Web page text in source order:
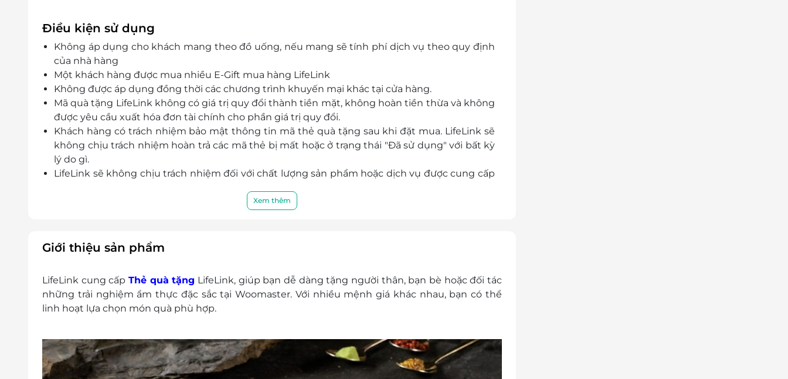
Điều kiện sử dụng
Không áp dụng cho khách mang theo đồ uống, nếu mang sẽ tính phí dịch vụ theo quy định
của nhà hàng
Một khách hàng được mua nhiều E-Gift mua hàng LifeLink
Không được áp dụng đồng thời các chương trình khuyến mại khác tại cửa hàng.
Mã quà tặng LifeLink không có giá trị quy đổi thành tiền mặt, không hoàn tiền thừa và không
được yêu cầu xuất hóa đơn tài chính cho phần giá trị quy đổi.
Khách hàng có trách nhiệm bảo mật thông tin mã thẻ quà tặng sau khi đặt mua. LifeLink sẽ
không chịu trách nhiệm hoàn trả các mã thẻ bị mất hoặc ở trạng thái "Đã sử dụng" với bất kỳ
lý do gì.
LifeLink sẽ không chịu trách nhiệm đối với chất lượng sản phẩm hoặc dịch vụ được cung cấp
LifeLink có quyền sửa chữa hoặc thay đổi điều khoản và điều kiện sử dụng mà không thông
Xem thêm
Giới thiệu sản phẩm
LifeLink cung cấp Thẻ quà tặng LifeLink, giúp bạn dễ dàng tặng người thân, bạn bè hoặc đối tác
những trải nghiệm ẩm thực đặc sắc tại Woomaster. Với nhiều mệnh giá khác nhau, bạn có thể
linh hoạt lựa chọn món quà phù hợp.